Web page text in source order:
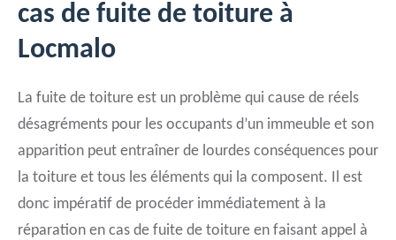
cas de fuite de toiture à
Locmalo
La fuite de toiture est un problème qui cause de réels
désagréments pour les occupants d’un immeuble et son
apparition peut entraîner de lourdes conséquences pour
la toiture et tous les éléments qui la composent. Il est
donc impératif de procéder immédiatement à la
réparation en cas de fuite de toiture en faisant appel à